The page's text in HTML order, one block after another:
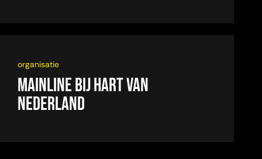
organisatie
Mainline bij Hart van
Nederland